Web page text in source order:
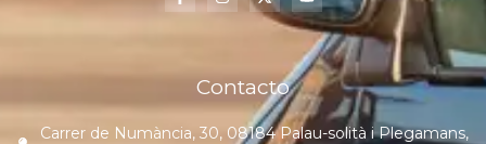
Contacto
Carrer de Numància, 30, 08184 Palau-solità i Plegamans,